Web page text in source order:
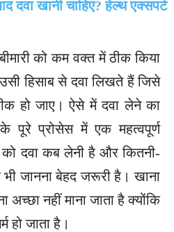
को कम वक्त में ठीक किया
हिसाब से दवा लिखते हैं जिसे
हो जाए। ऐसे में दवा लेने का
पूरे प्रोसेस में एक महत्वपूर्ण
को दवा कब लेनी है और कितनी-
भी जानना बेहद जरूरी है। खाना
अच्छा नहीं माना जाता है क्योंकि
हो जाता है।